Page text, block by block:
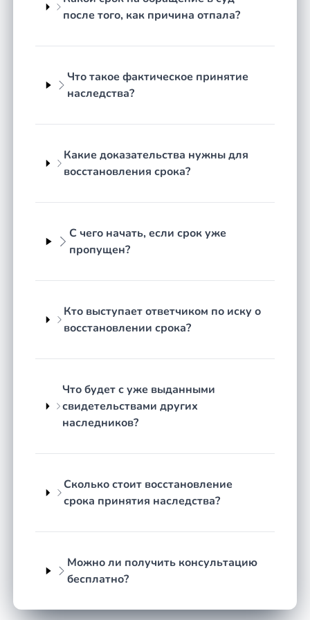
свидетельствующие о фактическом принятии.
Если срок пропущен, нотариус откажет в выдаче
даты смерти, а при признании человека умершим
судом от даты вступления решения в силу. В
узнают о смерти родственника или о завещании
Два пути восстановления
пропущенный срок. Первый внесудебный: если
все наследники, уже принявшие наследство,
Второй судебный, он применяется, когда согласие
получить невозможно или других наследников
кодекса РФ.
Внесудебный способ с согласия
наименее затратный: он не требует суда,
доказывания причин и оплаты госпошлины от
так как другие наследники чаще всего не
согласие. Если хотя бы один против, остаётся
только суд, поэтому в регионе Республика Адыгея
после того, как причина отпала?
Что такое фактическое принятие
наследства?
Какие доказательства нужны для
восстановления срока?
С чего начать, если срок уже
пропущен?
Кто выступает ответчиком по иску о
восстановлении срока?
Что будет с уже выданными
свидетельствами других
наследников?
Сколько стоит восстановление
срока принятия наследства?
Можно ли получить консультацию
бесплатно?